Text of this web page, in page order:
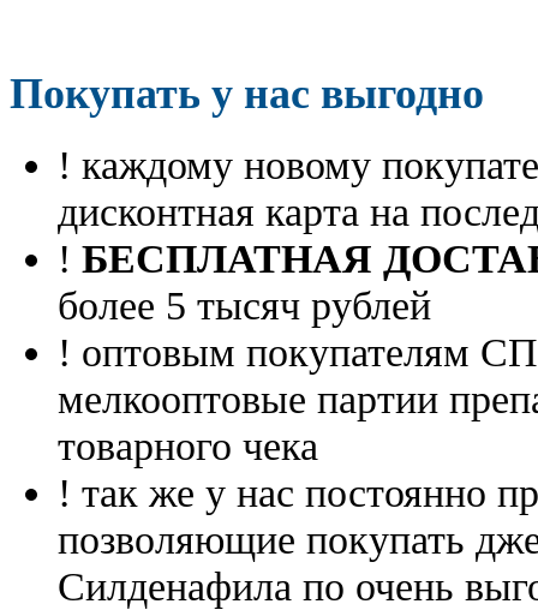
Покупать у нас выгодно
! каждому новому
дисконтная карта на
! БЕСПЛАТНАЯ
более 5 тысяч рублей
! оптовым покупателям
мелкооптовые партии
товарного чека
! так же у нас постоянно
позволяющие покупать
Силденафила по очень